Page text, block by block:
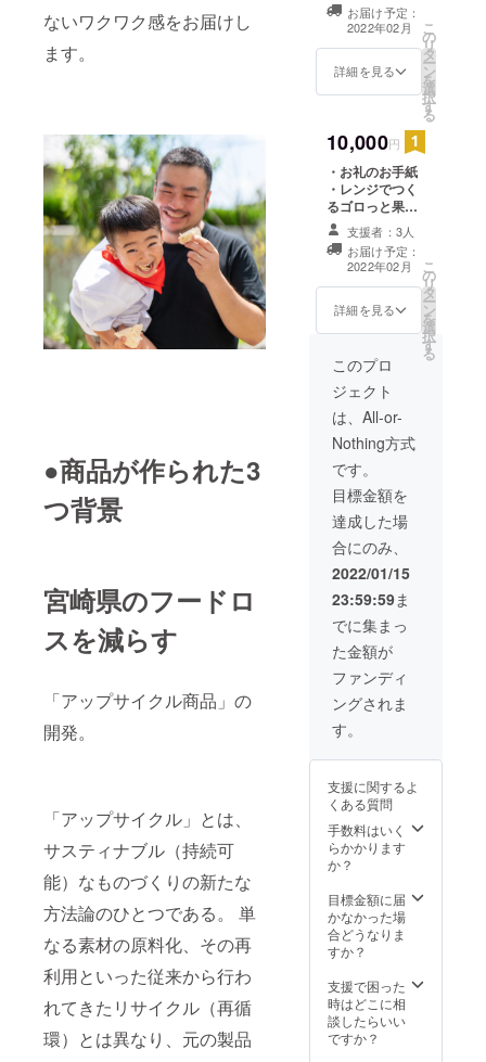
ないワクワク感をお届けし
ます。
●商品が作られた3
つ背景
宮崎県のフードロ
スを減らす
「アップサイクル商品」の
開発。
「アップサイクル」とは、
サスティナブル（持続可
能）なものづくりの新たな
方法論のひとつである。 単
なる素材の原料化、その再
利用といった従来から行わ
れてきたリサイクル（再循
環）とは異なり、元の製品
個 ・レンジでつ
くる国産米粉の
蒸しパンミック
ス フレーバー3
お届け予定：
2022年02月
詳細を見る
こ
の
リ
タ
ー
ン
を
選
択
す
る
10,000円
・お礼のお手紙
・レンジでつく
るゴロっと果実
のホットジャ
ム フレーバー8
個 ・レンジでつ
くる国産米粉の
蒸しパンミック
ス フレーバー8
支援者：3人
お届け予定：
2022年02月
詳細を見る
こ
の
リ
タ
ー
ン
を
選
択
す
る
このプロ
ジェクト
は、All-or-
Nothing方式
です。
目標金額を
達成した場
合にのみ、
2022/01/15
23:59:59ま
でに集まっ
た金額が
ファンディ
ングされま
す。
支援に関するよ
くある質問
手数料はいく
らかかります
か？
目標金額に届
かなかった場
合どうなりま
すか？
支援で困った
時はどこに相
談したらいい
ですか？